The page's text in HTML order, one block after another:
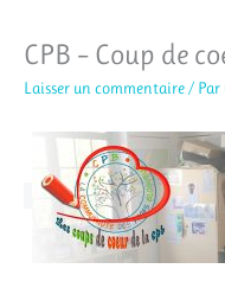
CPB – Coup de
Laisser un commentaire / Par